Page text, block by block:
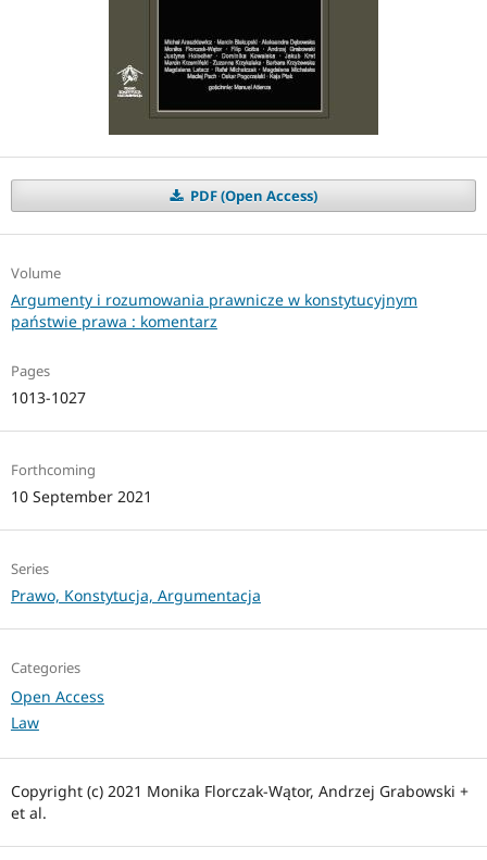
PDF (Open Access)
Volume
Argumenty i rozumowania prawnicze w konstytucyjnym
państwie prawa : komentarz
Pages
1013-1027
Forthcoming
10 September 2021
Series
Prawo, Konstytucja, Argumentacja
Categories
Open Access
Law
Copyright (c) 2021 Monika Florczak-Wątor, Andrzej Grabowski +
et al.